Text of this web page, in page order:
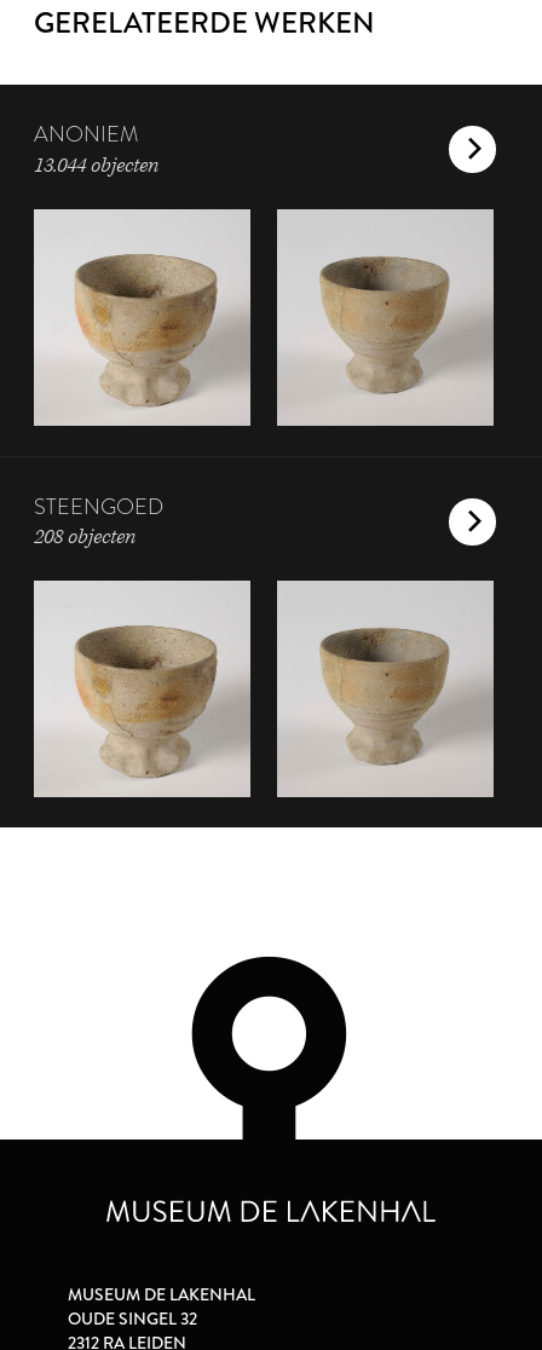
GERELATEERDE WERKEN
ANONIEM
13.044 objecten
STEENGOED
208 objecten
MUSEUM DE LAKENHAL
OUDE SINGEL 32
2312 RA LEIDEN